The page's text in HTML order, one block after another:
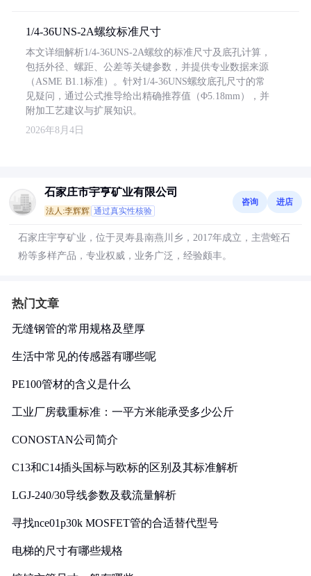
1/4-36UNS-2A螺纹标准尺寸
本文详细解析1/4-36UNS-2A螺纹的标准尺寸及底孔计算，
包括外径、螺距、公差等关键参数，并提供专业数据来源
（ASME B1.1标准）。针对1/4-36UNS螺纹底孔尺寸的常
见疑问，通过公式推导给出精确推荐值（Φ5.18mm），并
附加工艺建议与扩展知识。
2026年8月4日
石家庄市宇亨矿业有限公司
法人:李辉辉 通过真实性核验
咨询 进店
石家庄宇亨矿业，位于灵寿县南燕川乡，2017年成立，主营蛭石
粉等多样产品，专业权威，业务广泛，经验颇丰。
热门文章
无缝钢管的常用规格及壁厚
生活中常见的传感器有哪些呢
PE100管材的含义是什么
工业厂房载重标准：一平方米能承受多少公斤
CONOSTAN公司简介
C13和C14插头国标与欧标的区别及其标准解析
LGJ-240/30导线参数及载流量解析
寻找nce01p30k MOSFET管的合适替代型号
电梯的尺寸有哪些规格